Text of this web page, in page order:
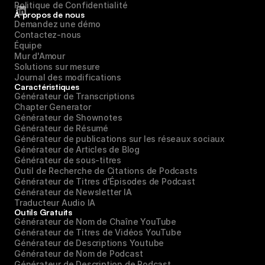
Politique de Confidentialité
À propos de nous
Demandez une démo
Contactez-nous
Équipe
Mur d'Amour
Solutions sur mesure
Journal des modifications
Caractéristiques
Générateur de Transcriptions
Chapter Generator
Générateur de Shownotes
Générateur de Résumé
Générateur de publications sur les réseaux sociaux
Générateur de Articles de Blog
Générateur de sous-titres
Outil de Recherche de Citations de Podcasts
Générateur de Titres d'Épisodes de Podcast
Générateur de Newsletter IA
Traducteur Audio IA
Outils Gratuits
Générateur de Nom de Chaîne YouTube
Générateur de Titres de Vidéos YouTube
Générateur de Descriptions Youtube
Générateur de Nom de Podcast